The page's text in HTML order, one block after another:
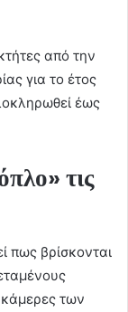
από την
για το έτος
έως
τις
πως βρίσκονται
των